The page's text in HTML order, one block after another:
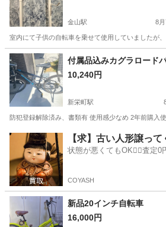
金山駅 8月
室内にて子供の自転車を乗せて使用していましたが
愛知 名古屋市 金山駅 その他 スタ
付属品込みカグラロード
10,240円
新栄町駅
防犯登録解除済み、書類有 使用感少なめ 2年前購入
愛知 名古屋市 新栄町駅 ロードバイク
【求】古い人形譲っ
状態が悪くてもOK🙆‍♀️査定0
COYASH
新品20インチ自転車
16,000円